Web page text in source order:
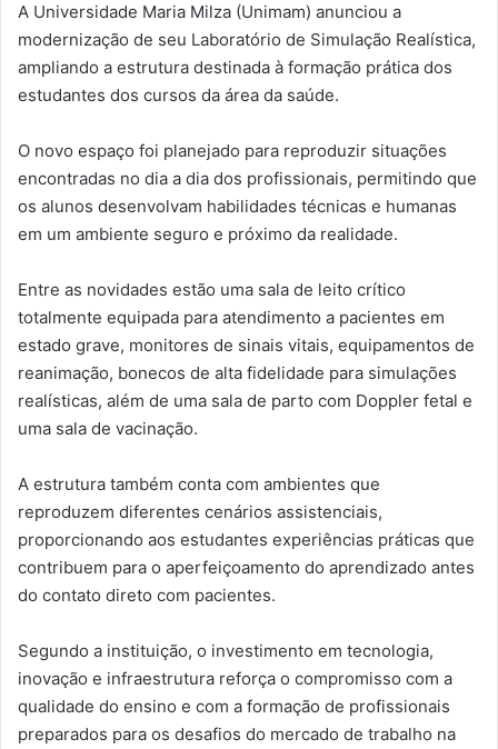
A Universidade Maria Milza (Unimam) anunciou a
modernização de seu Laboratório de Simulação Realística,
ampliando a estrutura destinada à formação prática dos
estudantes dos cursos da área da saúde.
O novo espaço foi planejado para reproduzir situações
encontradas no dia a dia dos profissionais, permitindo que
os alunos desenvolvam habilidades técnicas e humanas
em um ambiente seguro e próximo da realidade.
Entre as novidades estão uma sala de leito crítico
totalmente equipada para atendimento a pacientes em
estado grave, monitores de sinais vitais, equipamentos de
reanimação, bonecos de alta fidelidade para simulações
realísticas, além de uma sala de parto com Doppler fetal e
uma sala de vacinação.
A estrutura também conta com ambientes que
reproduzem diferentes cenários assistenciais,
proporcionando aos estudantes experiências práticas que
contribuem para o aperfeiçoamento do aprendizado antes
do contato direto com pacientes.
Segundo a instituição, o investimento em tecnologia,
inovação e infraestrutura reforça o compromisso com a
qualidade do ensino e com a formação de profissionais
preparados para os desafios do mercado de trabalho na